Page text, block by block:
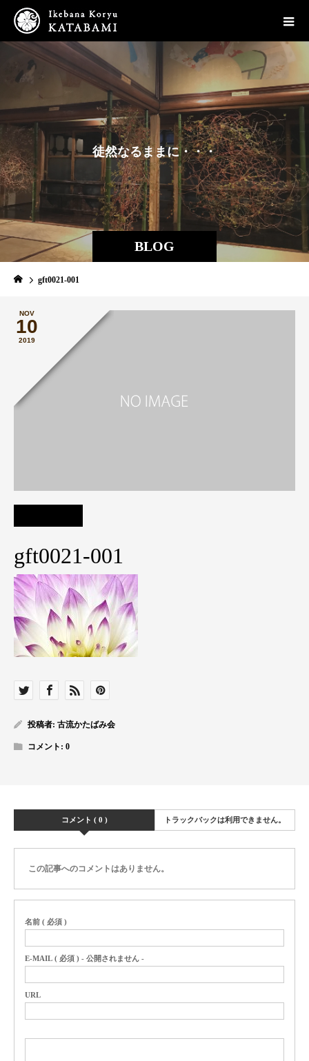
BLOG
徒然なるままに・・・
gft0021-001
NOV
10
2019
gft0021-001
投稿者: 古流かたばみ会
コメント: 0
コメント ( 0 ) トラックバックは利用できません。
この記事へのコメントはありません。
名前 ( 必須 )
E-MAIL ( 必須 ) - 公開されません -
URL